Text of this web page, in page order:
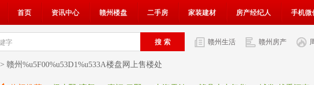
首页 资讯中心 赣州楼盘 二手房 家装建材 房产经纪人 手机微
赣州生活 赣州房产
> 赣州%u5F00%u53D1%u533A楼盘网上售楼处